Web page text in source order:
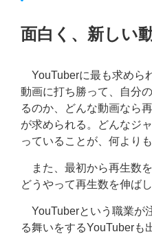
面白く、新しい
YouTuberに最も求めら
動画に打ち勝って、自分
るのか、どんな動画なら
が求められる。どんなジ
っていることが、何より
また、最初から再生数
どうやって再生数を伸ば
YouTuberという職業が
る舞いをするYouTuberも